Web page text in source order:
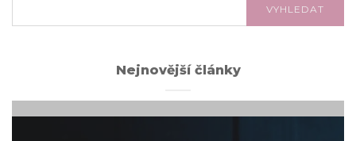
VYHLEDAT
Nejnovější články